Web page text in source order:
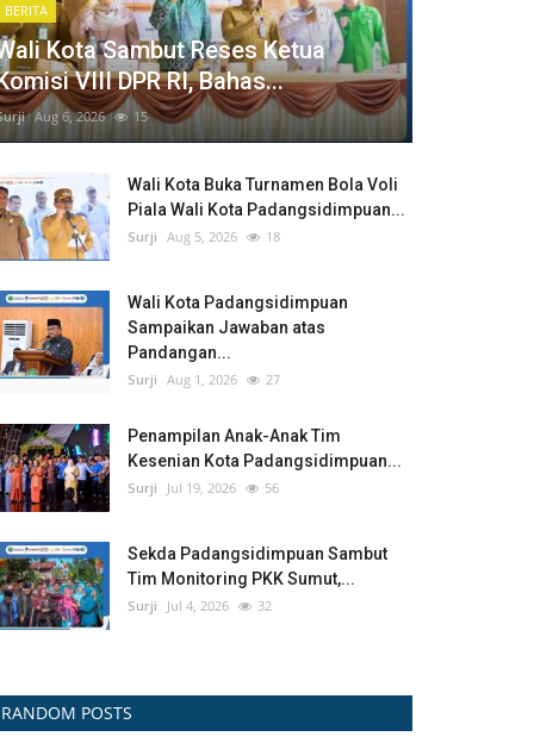
BERITA
Kota Sambut Reses Ketua
VIII DPR RI, Bahas...
Aug 6, 2026 15
Wali Kota Buka Turnamen Bola Voli
Piala Wali Kota Padangsidimpuan...
Surji Aug 5, 2026 18
Wali Kota Padangsidimpuan
Sampaikan Jawaban atas
Pandangan...
Surji Aug 1, 2026 27
Penampilan Anak-Anak Tim
Kesenian Kota Padangsidimpuan...
Surji Jul 19, 2026 56
Sekda Padangsidimpuan Sambut
Tim Monitoring PKK Sumut,...
Surji Jul 4, 2026 32
RANDOM POSTS